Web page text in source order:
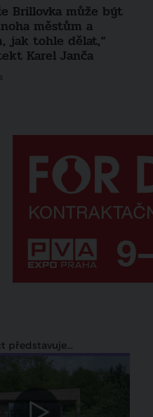
Brillovka může být
městům a
jak tohle dělat,“
Karel Janča
představuje...